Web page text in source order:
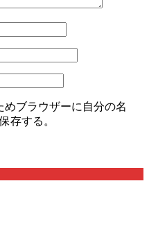
ブラウザーに自分の名
存する。